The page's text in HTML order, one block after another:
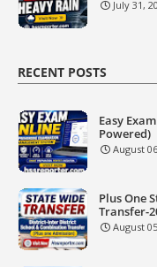
July 31,
RECENT POSTS
Easy
Powered)
August
Plus One
Transfer-
August